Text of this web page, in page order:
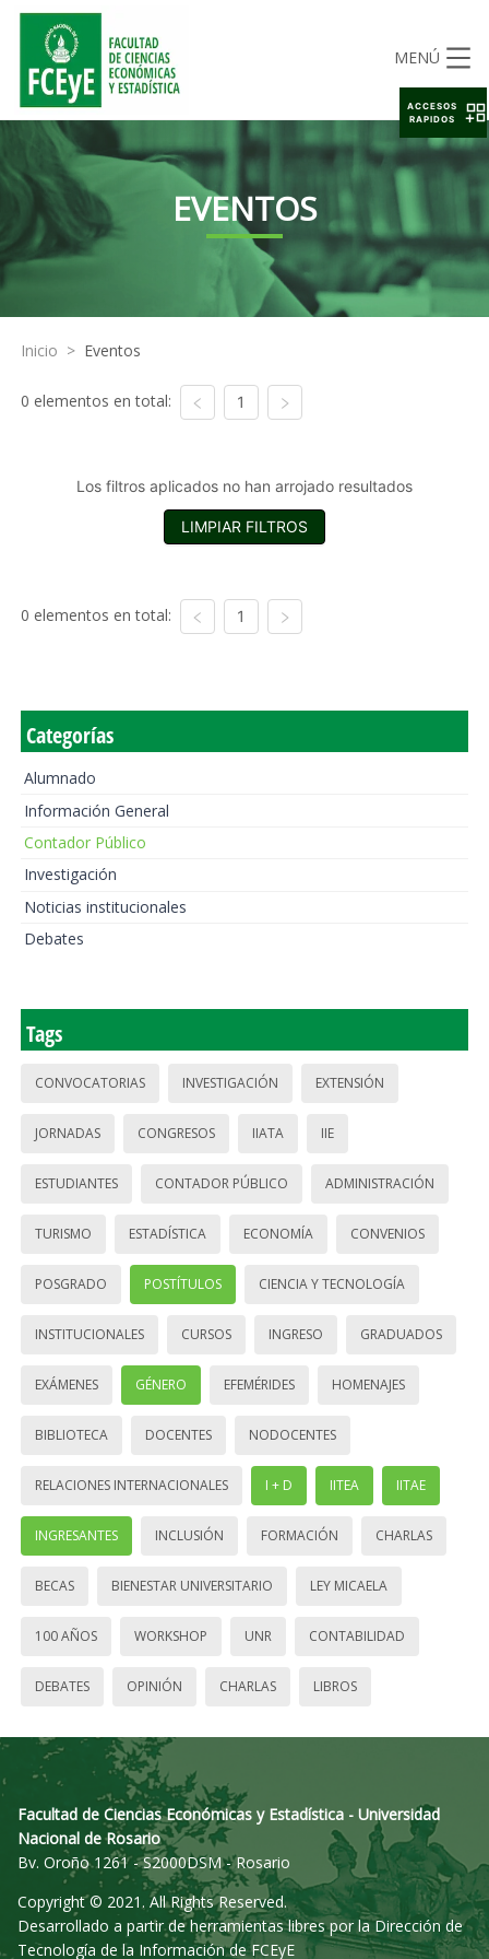
MENÚ
EVENTOS
Inicio > Eventos
0 elementos en total: 1
Los filtros aplicados no han arrojado resultados
LIMPIAR FILTROS
0 elementos en total: 1
Categorías
Alumnado
Información General
Contador Público
Investigación
Noticias institucionales
Debates
Tags
CONVOCATORIAS INVESTIGACIÓN EXTENSIÓN
JORNADAS CONGRESOS IIATA IIE
ESTUDIANTES CONTADOR PÚBLICO ADMINISTRACIÓN
TURISMO ESTADÍSTICA ECONOMÍA CONVENIOS
POSGRADO POSTÍTULOS CIENCIA Y TECNOLOGÍA
INSTITUCIONALES CURSOS INGRESO GRADUADOS
EXÁMENES GÉNERO EFEMÉRIDES HOMENAJES
BIBLIOTECA DOCENTES NODOCENTES
RELACIONES INTERNACIONALES I + D IITEA IITAE
INGRESANTES INCLUSIÓN FORMACIÓN CHARLAS
BECAS BIENESTAR UNIVERSITARIO LEY MICAELA
100 AÑOS WORKSHOP UNR CONTABILIDAD
DEBATES OPINIÓN CHARLAS LIBROS
Facultad de Ciencias Económicas y Estadística - Universidad
Nacional de Rosario
Bv. Oroño 1261 - S2000DSM - Rosario
Copyright © 2021. All Rights Reserved.
Desarrollado a partir de herramientas libres por la Dirección de
Tecnología de la Información de FCEyE
ACCESOS
RAPIDOS